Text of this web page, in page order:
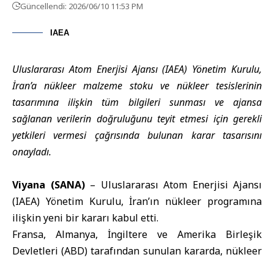
Güncellendi: 2026/06/10 11:53 PM
IAEA
Uluslararası Atom Enerjisi Ajansı (IAEA) Yönetim Kurulu,
İran’a nükleer malzeme stoku ve nükleer tesislerinin
tasarımına ilişkin tüm bilgileri sunması ve ajansa
sağlanan verilerin doğruluğunu teyit etmesi için gerekli
yetkileri vermesi çağrısında bulunan karar tasarısını
onayladı.
Viyana (SANA)– Uluslararası Atom Enerjisi Ajansı
(IAEA) Yönetim Kurulu, İran’ın nükleer programına
ilişkin yeni bir kararı kabul etti.
Fransa, Almanya, İngiltere ve Amerika Birleşik
Devletleri (ABD) tarafından sunulan kararda, nükleer